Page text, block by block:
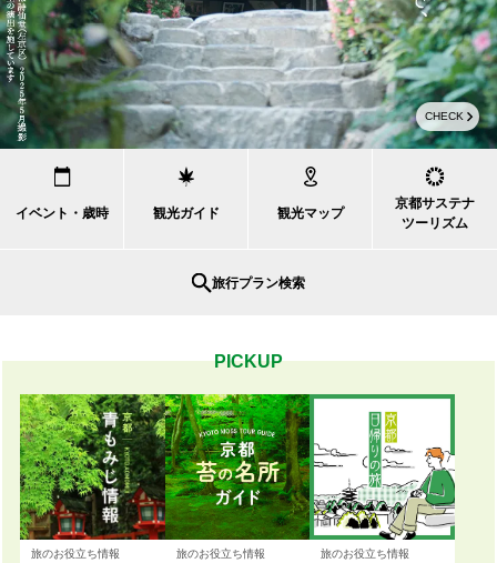
イベント・歳時 観光ガイド 観光マップ
京都サステナ
ツーリズム
旅行プラン検索
PICKUP
旅のお役立ち情報 旅のお役立ち情報 旅のお役立ち情報